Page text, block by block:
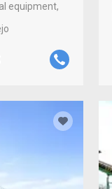
equipment,